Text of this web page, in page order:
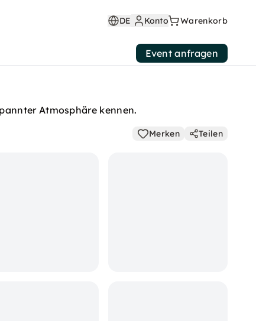
DE Konto Warenkorb
Event anfragen
Atmosphäre kennen.
Merken Teilen